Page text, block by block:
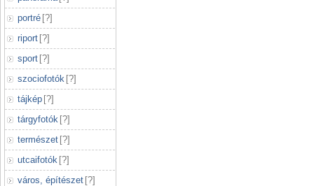
portré [?]
riport [?]
sport [?]
szociofotók [?]
tájkép [?]
tárgyfotók [?]
természet [?]
utcaifotók [?]
város, építészet [?]